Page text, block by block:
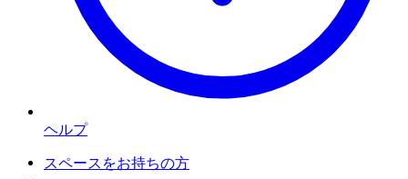
ヘルプ
スペースをお持ちの方